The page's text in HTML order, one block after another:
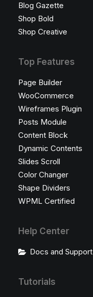
Blog Gazette
Shop Bold
Shop Creative
Top Features
Page Builder
WooCommerce
Wireframes Plugin
Posts Module
Content Block
Dynamic Contents
Slides Scroll
Color Changer
Shape Dividers
WPML Certified
Help Center
Docs and Support
Tutorials